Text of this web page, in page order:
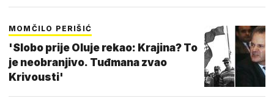
MOMČILO PERIŠIĆ
'Slobo prije Oluje rekao: Krajina? To
je neobranjivo. Tuđmana zvao
Krivousti'